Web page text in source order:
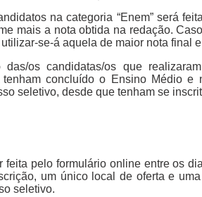
na categoria “Enem” será
mais a nota obtida na redação.
se-á aquela de maior nota final
das/os candidatas/os que
concluído o Ensino Médio
seletivo, desde que tenham se
feita pelo formulário online entre os
um único local de oferta e
seletivo.